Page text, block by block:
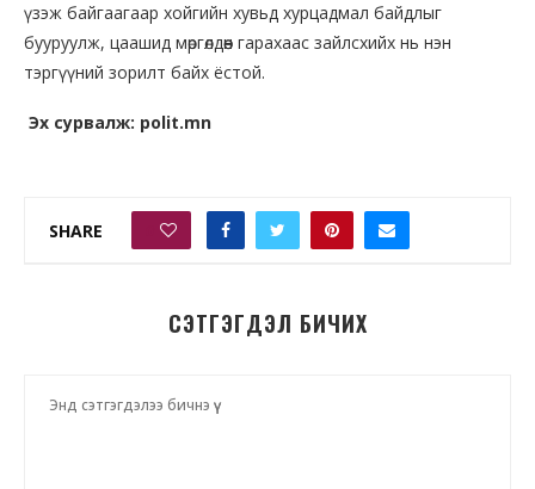
үзэж байгаагаар хойгийн хувьд хурцадмал байдлыг
бууруулж, цаашид мөргөлдөөн гарахаас зайлсхийх нь нэн
тэргүүний зорилт байх ёстой.
Эх сурвалж: polit.mn
SHARE
СЭТГЭГДЭЛ БИЧИХ